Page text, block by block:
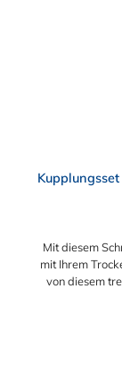
Kupplungsset
Mit diesem
mit Ihrem
von diesem
gekoppelten